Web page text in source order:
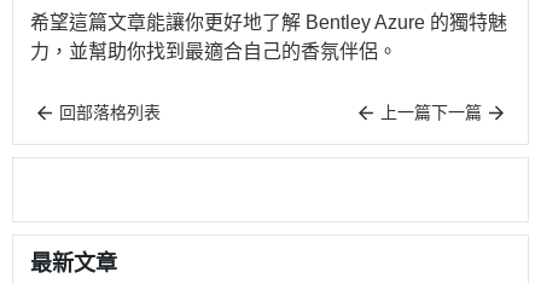
希望這篇文章能讓你更好地了解 Bentley Azure 的獨特魅
力，並幫助你找到最適合自己的香氛伴侶。
回部落格列表 上一篇下一篇
最新文章